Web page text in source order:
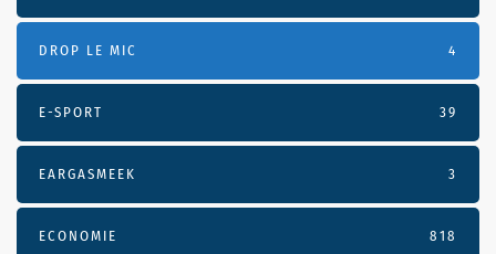
DROP LE MIC 4
E-SPORT 39
EARGASMEEK 3
ECONOMIE 818